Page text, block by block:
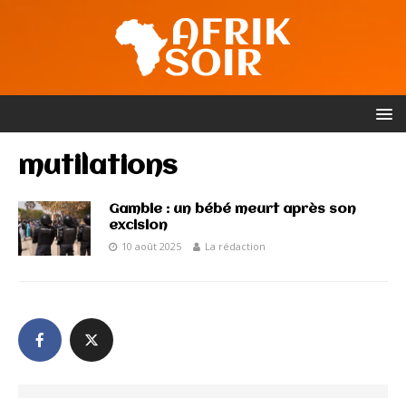
mutilations
Gambie : un bébé meurt après son
excision
10 août 2025 La rédaction